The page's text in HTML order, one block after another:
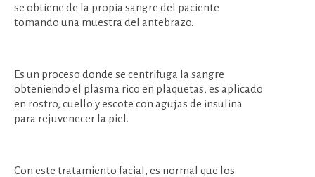
se obtiene de la propia sangre del paciente
tomando una muestra del antebrazo.
Es un proceso donde se centrifuga la sangre
obteniendo el plasma rico en plaquetas, es aplicado
en rostro, cuello y escote con agujas de insulina
para rejuvenecer la piel.
Con este tratamiento facial, es normal que los